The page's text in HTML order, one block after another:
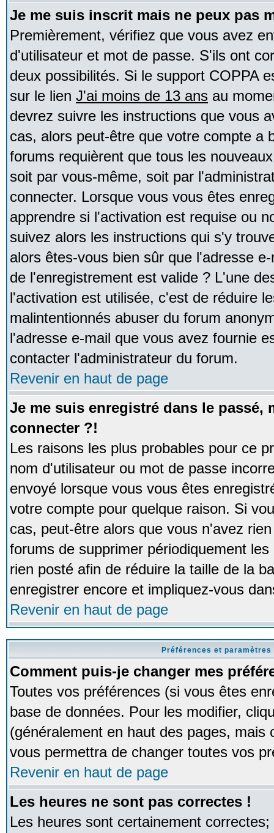
Je me suis inscrit mais ne peux pas
Premièrement, vérifiez que vous avez
d'utilisateur et mot de passe. S'ils ont
deux possibilités. Si le support COPPA
sur le lien J'ai moins de 13 ans au
devrez suivre les instructions que vous
cas, alors peut-être que votre compte a
forums requièrent que tous les
soit par vous-même, soit par
connecter. Lorsque vous vous êtes
apprendre si l'activation est requise ou
suivez alors les instructions qui s'y
alors êtes-vous bien sûr que l'adresse
de l'enregistrement est valide ? L'une
l'activation est utilisée, c'est de réduire
malintentionnés abuser du forum
l'adresse e-mail que vous avez fournie
contacter l'administrateur du forum.
Revenir en haut de page
Je me suis enregistré dans le passé,
connecter ?!
Les raisons les plus probables pour ce
nom d'utilisateur ou mot de passe
envoyé lorsque vous vous êtes
votre compte pour quelque raison. Si
cas, peut-être alors que vous n'avez
forums de supprimer périodiquement
rien posté afin de réduire la taille de la
enregistrer encore et impliquez-vous
Revenir en haut de page
Préférences et
Comment puis-je changer mes
Toutes vos préférences (si vous êtes
base de données. Pour les modifier,
(généralement en haut des pages,
vous permettra de changer toutes vos
Revenir en haut de page
Les heures ne sont pas correctes !
Les heures sont certainement